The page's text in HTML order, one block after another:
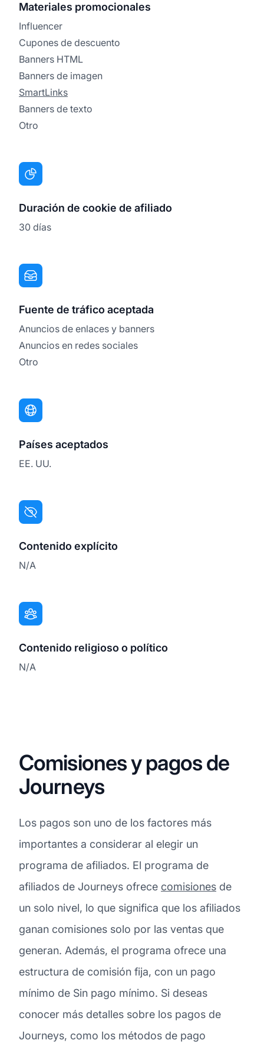
Materiales promocionales
Influencer
Cupones de descuento
Banners HTML
Banners de imagen
SmartLinks
Banners de texto
Otro
Duración de cookie de afiliado
30 días
Fuente de tráfico aceptada
Anuncios de enlaces y banners
Anuncios en redes sociales
Otro
Países aceptados
EE. UU.
Contenido explícito
N/A
Contenido religioso o político
N/A
Comisiones y pagos de
Journeys
Los pagos son uno de los factores más
importantes a considerar al elegir un
programa de afiliados. El programa de
afiliados de Journeys ofrece comisiones de
un solo nivel, lo que significa que los afiliados
ganan comisiones solo por las ventas que
generan. Además, el programa ofrece una
estructura de comisión fija, con un pago
mínimo de Sin pago mínimo. Si deseas
conocer más detalles sobre los pagos de
Journeys, como los métodos de pago